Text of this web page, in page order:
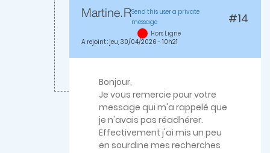
Martine.RSend this user a private
message
Hors Ligne
A rejoint : jeu, 30/04/2026 - 10h21
#14
Bonjour,
Je vous remercie pour votre
message qui m'a rappelé que
je n'avais pas réadhérer.
Effectivement j'ai mis un peu
en sourdine mes recherches